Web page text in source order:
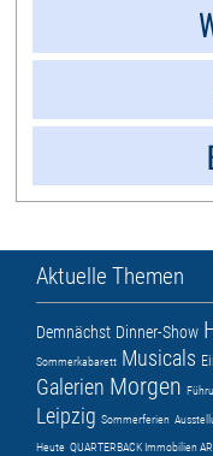
Aktuelle Themen
Demnächst Dinner-Show
Sommerkabarett Musicals
Galerien Morgen
Leipzig Sommerferien
Heute QUARTERBACK Immobilien